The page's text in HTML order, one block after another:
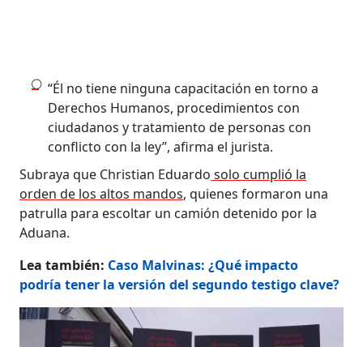
“Él no tiene ninguna capacitación en torno a
Derechos Humanos, procedimientos con
ciudadanos y tratamiento de personas con
conflicto con la ley”, afirma el jurista.
Subraya que Christian Eduardo solo cumplió la
orden de los altos mandos, quienes formaron una
patrulla para escoltar un camión detenido por la
Aduana.
Lea también: Caso Malvinas: ¿Qué impacto
podría tener la versión del segundo testigo clave?